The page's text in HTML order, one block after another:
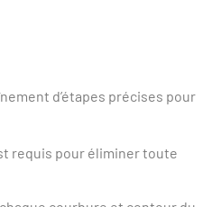
d’étapes précises pour
requis pour éliminer toute